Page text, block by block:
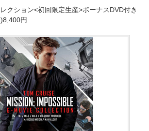
クション<初回限定生産>ボーナスDVD付き
円